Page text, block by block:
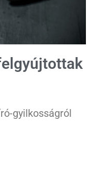
gyilkosságról